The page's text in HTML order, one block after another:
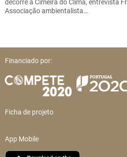
decorre a Cimeira do Clima, entrevista
Associação ambientalista…
Financiado por:
Ficha de projeto
App Mobile